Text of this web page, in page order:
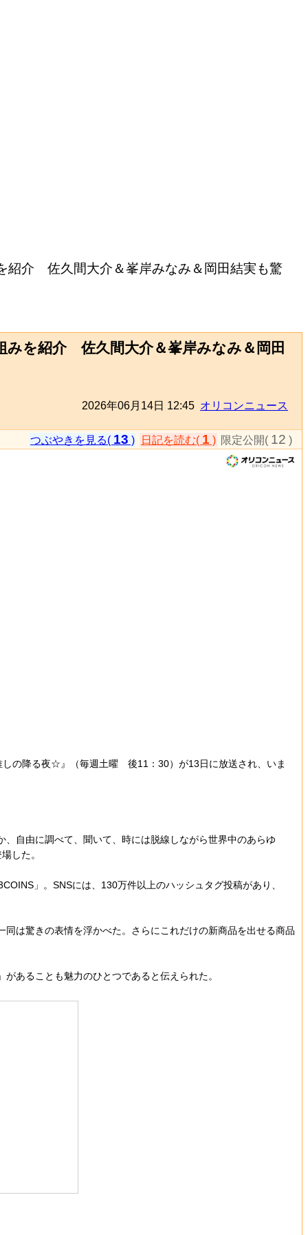
紹介 佐久間大介＆峯岸みなみ＆岡田結実も驚
みを紹介 佐久間大介＆峯岸みなみ＆岡田
2026年06月14日 12:45 オリコンニュース
つぶやきを見る( 13 ) 日記を読む( 1 ) 限定公開( 12 )
の降る夜☆』（毎週土曜 後11：30）が13日に放送され、いま
自由に調べて、聞いて、時には脱線しながら世界中のあらゆ
した。
」。SNSには、130万件以上のハッシュタグ投稿があり、
は驚きの表情を浮かべた。さらにこれだけの新商品を出せる商品
あることも魅力のひとつであると伝えられた。